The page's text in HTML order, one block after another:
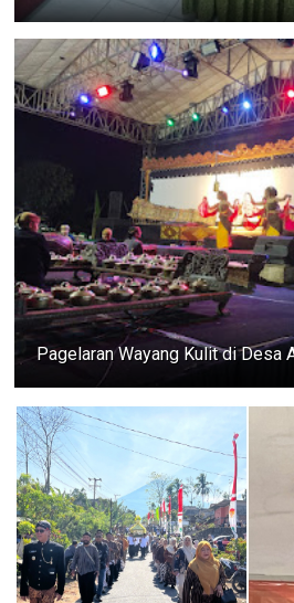
Pagelaran Wayang Kulit di Desa